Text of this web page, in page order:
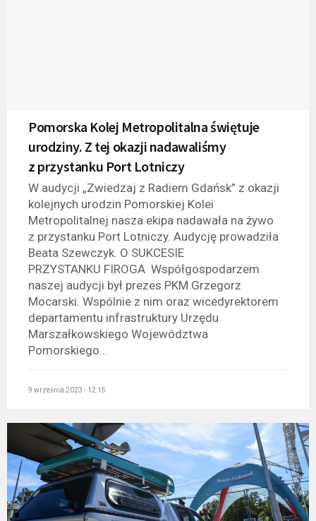
Pomorska Kolej Metropolitalna świętuje
urodziny. Z tej okazji nadawaliśmy
z przystanku Port Lotniczy
W audycji „Zwiedzaj z Radiem Gdańsk” z okazji
kolejnych urodzin Pomorskiej Kolei
Metropolitalnej nasza ekipa nadawała na żywo
z przystanku Port Lotniczy. Audycję prowadziła
Beata Szewczyk. O SUKCESIE
PRZYSTANKU FIROGA Współgospodarzem
naszej audycji był prezes PKM Grzegorz
Mocarski. Wspólnie z nim oraz wicedyrektorem
departamentu infrastruktury Urzędu
Marszałkowskiego Województwa
Pomorskiego...
9 września 2023 - 12:15